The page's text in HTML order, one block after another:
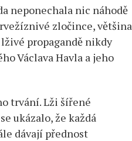
neponechala nic náhodě
zločince, většina
propagandě nikdy
Václava Havla a jeho
trvání. Lži šířené
ukázalo, že každá
dávají přednost